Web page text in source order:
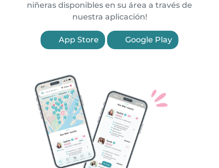
niñeras disponibles en su área a través de
nuestra aplicación!
App Store Google Play